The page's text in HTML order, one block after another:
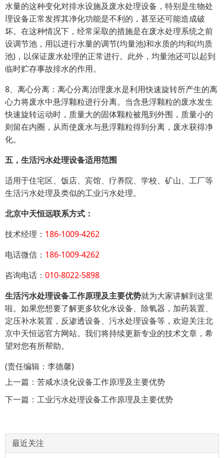
水量的这种变化对排水设施及废水处理设备，特别是生物处
理设备正常发挥其净化功能是不利的，甚至还可能造成破
坏。在这种情况下，经常采取的措施是在废水处理系统之前
设调节池，用以进行水量的调节(均量池)和水质的均和(均质
池)，以保证废水处理的正常进行。此外，均量池还可以起到
临时贮存事故排水的作用。
8、离心分离：离心分离治理废水是利用快速旋转所产生的离
心力将废水中悬浮颗粒进行分离。当含悬浮颗粒的废水发生
快速旋转运动时，质量大的固体颗粒被甩到外围，质量小的
则留在内圈，从而使废水与悬浮颗粒得到分离，废水获得净
化。
五，生活污水处理设备适用范围
适用于住宅区、饭店、宾馆、疗养院、学校、矿山、工厂等
生活污水处理及类似的工业污水处理。
北京中天恒远联系方式：
技术经理： 186-1009-4262
电话微信： 186-1009-4262
咨询电话： 010-8022-5898
生活污水处理设备工作原理及主要优势就为大家讲解到这里
啦。如果您想要了解更多软化水设备、除氧器，加药装置、
定压补水装置，反渗透设备、污水处理设备等，欢迎关注北
京中天恒远官方网站。我们将持续更新专业的技术文章，希
望对您有所帮助。
(责任编辑：李德馨)
上一篇： 苦咸水淡化设备工作原理及主要优势
下一篇： 工业污水处理设备工作原理及主要优势
最近关注